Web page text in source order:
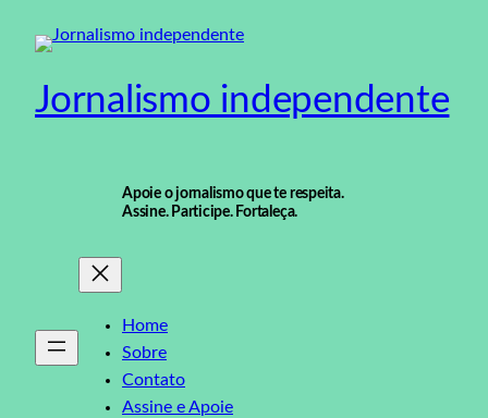
para
conteúdo
Jornalismo independente
Apoie o jornalismo que te respeita.
Assine. Participe. Fortaleça.
Home
Sobre
Contato
Assine e Apoie